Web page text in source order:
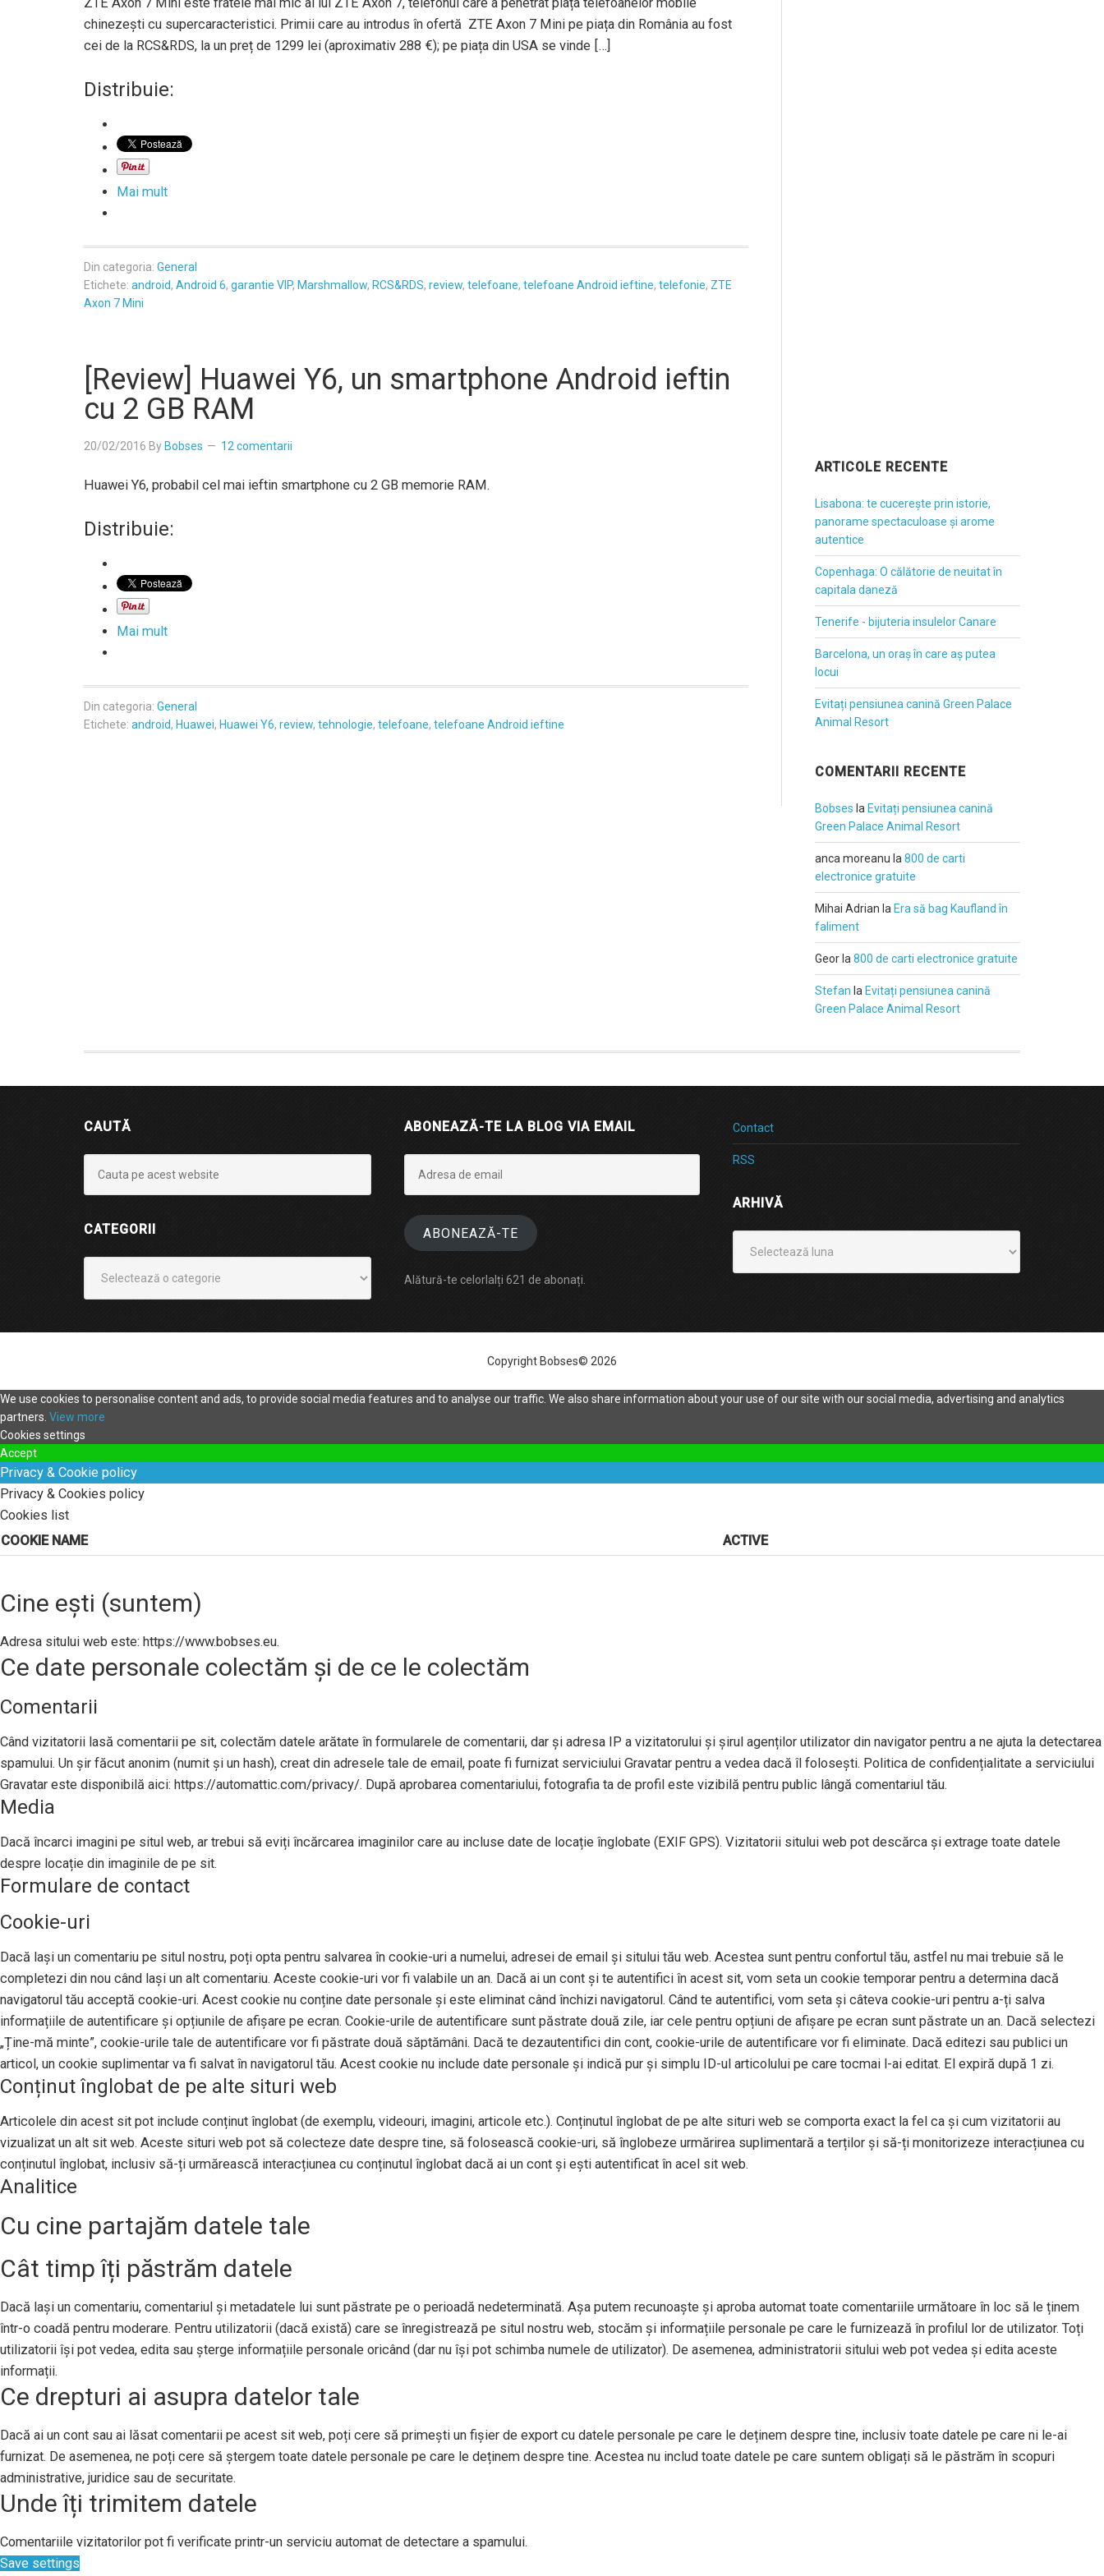
chinezești cu supercaracteristici. Primii care au introdus în ofertă ZTE Axon 7 Mini pe piața din România au fost
cei de la RCS&RDS, la un preț de 1299 lei (aproximativ 288 €); pe piața din USA se vinde […]
Distribuie:
Mai mult
Din categoria: General
Etichete: android, Android 6, garantie VIP, Marshmallow, RCS&RDS, review, telefoane, telefoane Android ieftine, telefonie, ZTE
Axon 7 Mini
[Review] Huawei Y6, un smartphone Android ieftin
cu 2 GB RAM
20/02/2016 By Bobses 12 comentarii
Huawei Y6, probabil cel mai ieftin smartphone cu 2 GB memorie RAM.
Distribuie:
Mai mult
Din categoria: General
Etichete: android, Huawei, Huawei Y6, review, tehnologie, telefoane, telefoane Android ieftine
ARTICOLE RECENTE
Lisabona: te cucerește prin istorie,
panorame spectaculoase și arome
autentice
Copenhaga: O călătorie de neuitat în
capitala daneză
Tenerife - bijuteria insulelor Canare
Barcelona, un oraș în care aș putea
locui
Evitați pensiunea canină Green Palace
Animal Resort
COMENTARII RECENTE
Bobses la Evitați pensiunea canină
Green Palace Animal Resort
anca moreanu la 800 de carti
electronice gratuite
Mihai Adrian la Era să bag Kaufland în
faliment
Geor la 800 de carti electronice gratuite
Stefan la Evitați pensiunea canină
Green Palace Animal Resort
CAUTĂ
CATEGORII
ABONEAZĂ-TE LA BLOG VIA EMAIL
email
ABONEAZĂ-TE
Alătură-te celorlalți 621 de abonați.
Contact
RSS
ARHIVĂ
Copyright Bobses© 2026
We use cookies to personalise content and ads, to provide social media features and to analyse our traffic. We also share information about your use of our site with our social media, advertising and analytics
partners. View more
Cookies settings
Accept
Privacy & Cookie policy
Privacy & Cookies policy
Cookies list
COOKIE NAME
ACTIVE
Cine ești (suntem)
Adresa sitului web este: https://www.bobses.eu.
Ce date personale colectăm și de ce le colectăm
Comentarii
Când vizitatorii lasă comentarii pe sit, colectăm datele arătate în formularele de comentarii, dar și adresa IP a vizitatorului și șirul agenților utilizator din navigator pentru a ne ajuta la detectarea
spamului. Un șir făcut anonim (numit și un hash), creat din adresele tale de email, poate fi furnizat serviciului Gravatar pentru a vedea dacă îl folosești. Politica de confidențialitate a serviciului
Gravatar este disponibilă aici: https://automattic.com/privacy/. După aprobarea comentariului, fotografia ta de profil este vizibilă pentru public lângă comentariul tău.
Media
Dacă încarci imagini pe situl web, ar trebui să eviți încărcarea imaginilor care au incluse date de locație înglobate (EXIF GPS). Vizitatorii sitului web pot descărca și extrage toate datele
despre locație din imaginile de pe sit.
Formulare de contact
Cookie-uri
Dacă lași un comentariu pe situl nostru, poți opta pentru salvarea în cookie-uri a numelui, adresei de email și sitului tău web. Acestea sunt pentru confortul tău, astfel nu mai trebuie să le
completezi din nou când lași un alt comentariu. Aceste cookie-uri vor fi valabile un an. Dacă ai un cont și te autentifici în acest sit, vom seta un cookie temporar pentru a determina dacă
navigatorul tău acceptă cookie-uri. Acest cookie nu conține date personale și este eliminat când închizi navigatorul. Când te autentifici, vom seta și câteva cookie-uri pentru a-ți salva
informațiile de autentificare și opțiunile de afișare pe ecran. Cookie-urile de autentificare sunt păstrate două zile, iar cele pentru opțiuni de afișare pe ecran sunt păstrate un an. Dacă selectezi
„Ține-mă minte”, cookie-urile tale de autentificare vor fi păstrate două săptămâni. Dacă te dezautentifici din cont, cookie-urile de autentificare vor fi eliminate. Dacă editezi sau publici un
articol, un cookie suplimentar va fi salvat în navigatorul tău. Acest cookie nu include date personale și indică pur și simplu ID-ul articolului pe care tocmai l-ai editat. El expiră după 1 zi.
Conținut înglobat de pe alte situri web
Articolele din acest sit pot include conținut înglobat (de exemplu, videouri, imagini, articole etc.). Conținutul înglobat de pe alte situri web se comporta exact la fel ca și cum vizitatorii au
vizualizat un alt sit web. Aceste situri web pot să colecteze date despre tine, să folosească cookie-uri, să înglobeze urmărirea suplimentară a terților și să-ți monitorizeze interacțiunea cu
conținutul înglobat, inclusiv să-ți urmărească interacțiunea cu conținutul înglobat dacă ai un cont și ești autentificat în acel sit web.
Analitice
Cu cine partajăm datele tale
Cât timp îți păstrăm datele
Dacă lași un comentariu, comentariul și metadatele lui sunt păstrate pe o perioadă nedeterminată. Așa putem recunoaște și aproba automat toate comentariile următoare în loc să le ținem
într-o coadă pentru moderare. Pentru utilizatorii (dacă există) care se înregistrează pe situl nostru web, stocăm și informațiile personale pe care le furnizează în profilul lor de utilizator. Toți
utilizatorii își pot vedea, edita sau șterge informațiile personale oricând (dar nu își pot schimba numele de utilizator). De asemenea, administratorii sitului web pot vedea și edita aceste
informații.
Ce drepturi ai asupra datelor tale
Dacă ai un cont sau ai lăsat comentarii pe acest sit web, poți cere să primești un fișier de export cu datele personale pe care le deținem despre tine, inclusiv toate datele pe care ni le-ai
furnizat. De asemenea, ne poți cere să ștergem toate datele personale pe care le deținem despre tine. Acestea nu includ toate datele pe care suntem obligați să le păstrăm în scopuri
administrative, juridice sau de securitate.
Unde îți trimitem datele
Comentariile vizitatorilor pot fi verificate printr-un serviciu automat de detectare a spamului.
Save settings